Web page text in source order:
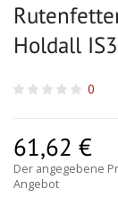
Holdall
0
61,62 €
Der angegebene
Angebot